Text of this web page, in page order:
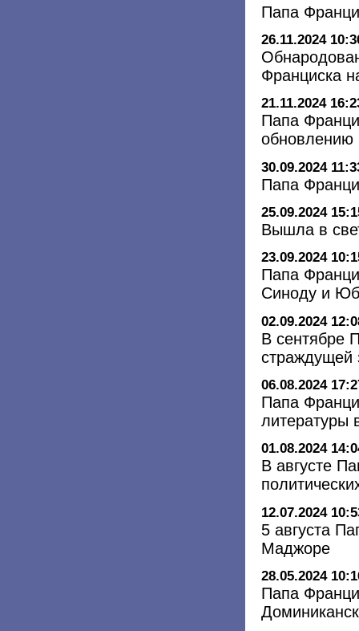
Папа
26.11.2024
Франциска
21.11.2024
Папа
обновлению
30.09.2024
Папа
25.09.2024
Вышла в
23.09.2024
Папа
Синоду и
02.09.2024
В сентябре
страждущей
06.08.2024
Папа
литературы
01.08.2024
В августе
12.07.2024
5 августа
Маджоре
28.05.2024
Папа